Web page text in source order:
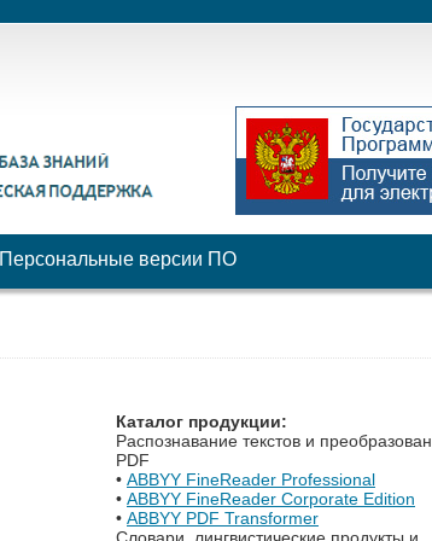
Персональные версии ПО
Каталог продукции:
Распознавание текстов и
PDF
• ABBYY FineReader Professional
• ABBYY FineReader Corporate Edition
• ABBYY PDF Transformer